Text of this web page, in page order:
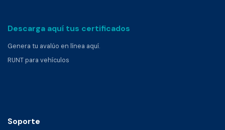
Descarga aquí tus certificados
Genera tu avalúo en línea aquí.
RUNT para vehículos
Soporte